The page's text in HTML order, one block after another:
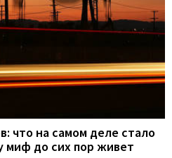
что на самом деле стало
миф до сих пор живет